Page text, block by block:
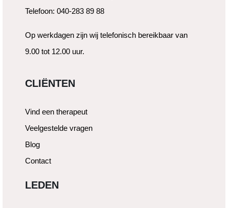
Telefoon: 040-283 89 88
Op werkdagen zijn wij telefonisch bereikbaar van
9.00 tot 12.00 uur.
CLIËNTEN
Vind een therapeut
Veelgestelde vragen
Blog
Contact
LEDEN